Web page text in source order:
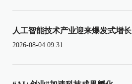
人工智能技术产业迎来爆发式增长
2026-08-04 09:31